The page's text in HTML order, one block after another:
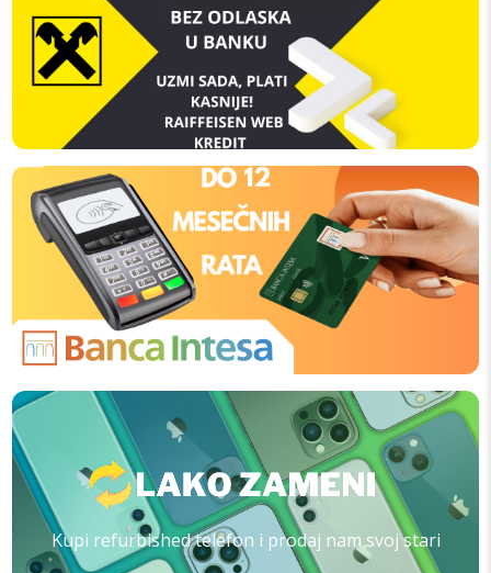
Kupi refurbished telefon i prodaj nam svoj stari